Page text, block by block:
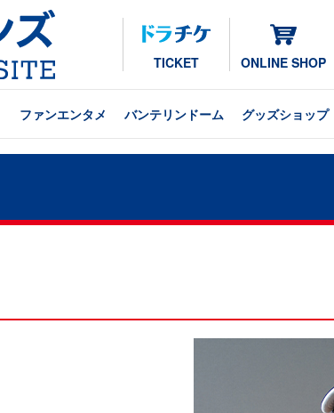
TICKET ONLINE SHOP
ファンエンタメ バンテリンドーム グッズショップ